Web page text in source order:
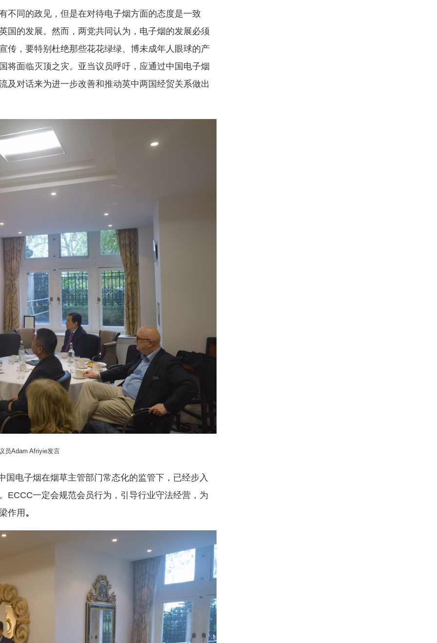
不同的政见，但是在对待电子烟方面的态度是一致
国的发展。然而，两党共同认为，电子烟的发展必须
传，要特别杜绝那些花花绿绿、博未成年人眼球的产
将面临灭顶之灾。亚当议员呼吁，应通过中国电子烟
及对话来为进一步改善和推动英中两国经贸关系做出
员Adam Afriyie发言
电子烟在烟草主管部门常态化的监管下，已经步入
ECCC一定会规范会员行为，引导行业守法经营，为
作用 。